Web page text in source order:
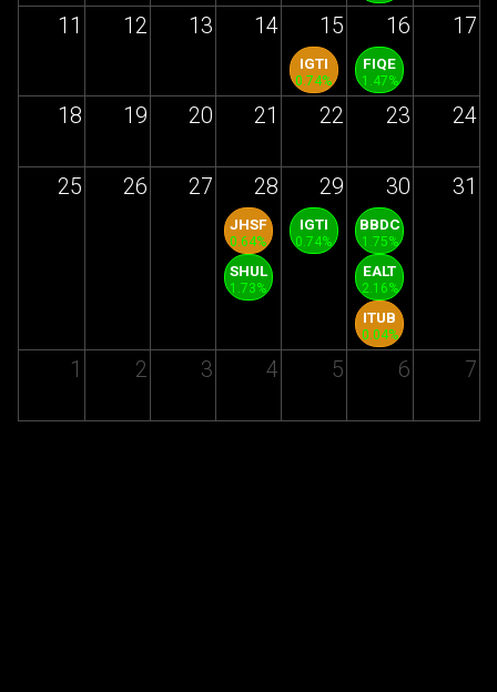
11 12 13 14 15 16 17
IGTI
0.74%
FIQE
1.47%
18 19 20 21 22 23 24
25 26 27 28 29 30 31
JHSF
0.64%
IGTI
0.74%
BBDC
1.75%
SHUL
1.73%
EALT
2.16%
ITUB
0.04%
1 2 3 4 5 6 7